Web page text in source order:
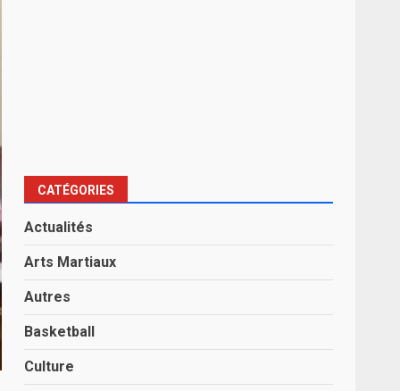
CATÉGORIES
Actualités
Arts Martiaux
Autres
Basketball
Culture